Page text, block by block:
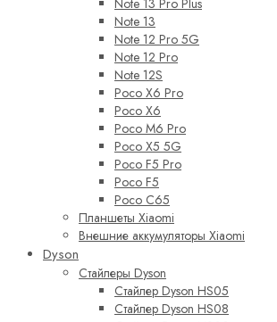
Note 13
Note 12 Pro 5G
Note 12 Pro
Note 12S
Poco X6 Pro
Poco X6
Poco M6 Pro
Poco X5 5G
Poco F5 Pro
Poco F5
Poco C65
Планшеты Xiaomi
Внешние аккумуляторы Xiaomi
Dyson
Стайлеры Dyson
Стайлер Dyson HS05
Стайлер Dyson HS08